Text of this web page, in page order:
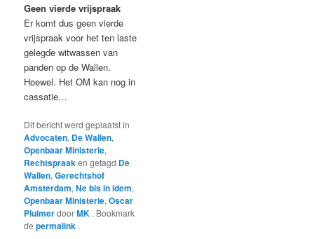
Geen vierde vrijspraak
Er komt dus geen vierde
vrijspraak voor het ten laste
gelegde witwassen van
panden op de Wallen.
Hoewel. Het OM kan nog in
cassatie…
Dit bericht werd geplaatst in
Advocaten, De Wallen,
Openbaar Ministerie,
Rechtspraaken getagd De
Wallen,Gerechtshof
Amsterdam,Ne bis in idem,
Openbaar Ministerie,Oscar
PluimerdoorMK . Bookmark
depermalink .